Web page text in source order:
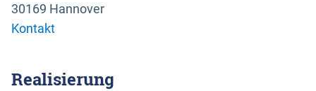
30169 Hannover
Kontakt
Realisierung